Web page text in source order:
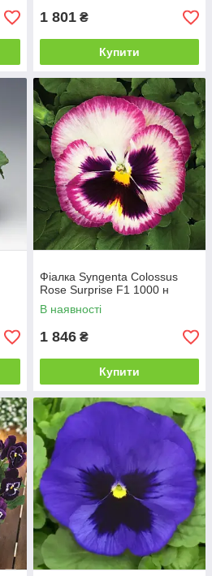
1 801 ₴
Купити
Фіалка Syngenta Colossus
Rose Surprise F1 1000 н
В наявності
1 846 ₴
Купити